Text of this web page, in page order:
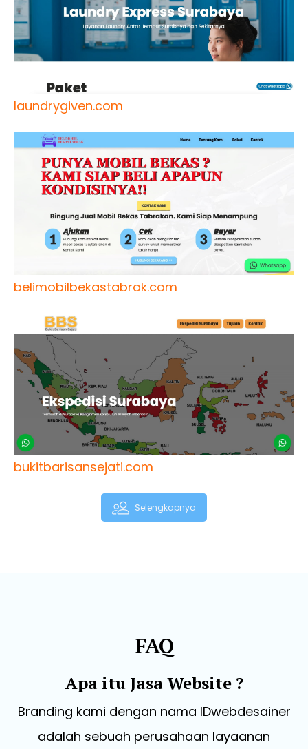
laundrygiven.com
belimobilbekastabrak.com
bukitbarisansejati.com
Selengkapnya
FAQ
Apa itu Jasa Website ?
Branding kami dengan nama IDwebdesainer
adalah sebuah perusahaan layaanan